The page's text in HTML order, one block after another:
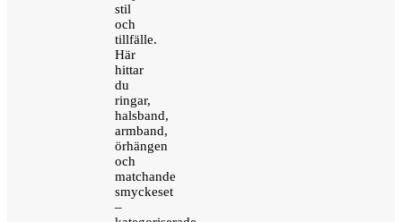
stil
och
tillfälle.
Här
hittar
du
ringar,
halsband,
armband,
örhängen
och
matchande
smyckeset
–